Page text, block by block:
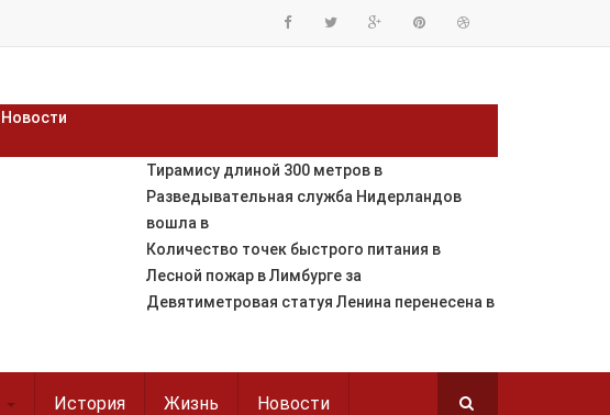
Новости
Тирамису длиной 300 метров в
Разведывательная служба Нидерландов
вошла в
Количество точек быстрого питания в
Лесной пожар в Лимбурге за
Девятиметровая статуя Ленина перенесена в
История Жизнь Новости